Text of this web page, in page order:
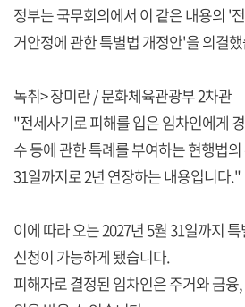
정부는 국무회의에서 이 같은 내용의 '
거안정에 관한 특별법 개정안'을 의결
녹취> 장미란 / 문화체육관광부 2차관
"전세사기로 피해를 입은 임차인에게
수 등에 관한 특례를 부여하는 현행법
31일까지로 2년 연장하는 내용입니다."
이에 따라 오는 2027년 5월 31일까지
신청이 가능하게 됐습니다.
피해자로 결정된 임차인은 주거와 금융